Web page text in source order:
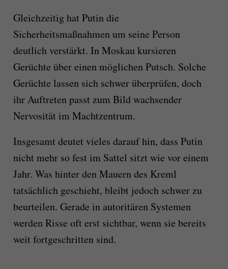
Gleichzeitig hat Putin die
Sicherheitsmaßnahmen um seine Person
deutlich verstärkt. In Moskau kursieren
Gerüchte über einen möglichen Putsch. Solche
Gerüchte lassen sich schwer überprüfen, doch
ihr Auftreten passt zum Bild wachsender
Nervosität im Machtzentrum.
Insgesamt deutet vieles darauf hin, dass Putin
nicht mehr so fest im Sattel sitzt wie vor einem
Jahr. Was hinter den Mauern des Kreml
tatsächlich geschieht, bleibt jedoch schwer zu
beurteilen. Gerade in autoritären Systemen
werden Risse oft erst sichtbar, wenn sie bereits
weit fortgeschritten sind.